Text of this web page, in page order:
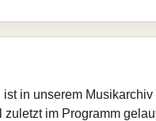
in unserem
im Programm